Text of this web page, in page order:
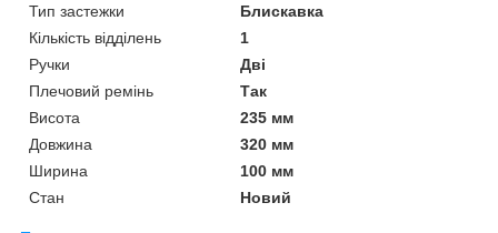
Тип застежки
Блискавка
Кількість відділень
1
Ручки
Дві
Плечовий ремінь
Так
Висота
235 мм
Довжина
320 мм
Ширина
100 мм
Стан
Новий